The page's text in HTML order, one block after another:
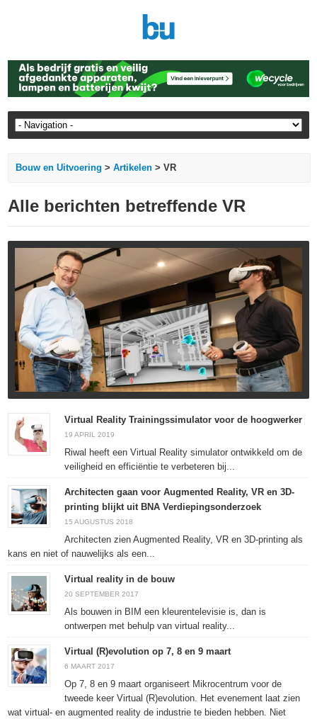
Bouw en Uitvoering >Artikelen > VR
Alle berichten betreffende VR
Virtual Reality Trainingssimulator voor de hoogwerker
19 APRIL 2019
Riwal heeft een Virtual Reality simulator ontwikkeld om de
veiligheid en efficiëntie te verbeteren bij...
Architecten gaan voor Augmented Reality, VR en 3D-
printing blijkt uit BNA Verdiepingsonderzoek
15 AUGUSTUS 2018
Architecten zien Augmented Reality, VR en 3D-printing als
kans en niet of nauwelijks als een...
Virtual reality in de bouw
20 SEPTEMBER 2017
Als bouwen in BIM een kleurentelevisie is, dan is
ontwerpen met behulp van virtual reality...
Virtual (R)evolution op 7, 8 en 9 maart
6 MAART 2017
Op 7, 8 en 9 maart organiseert Mikrocentrum voor de
tweede keer Virtual (R)evolution. Het evenement laat zien
wat virtual- en augmented reality de industrie te bieden hebben. Niet